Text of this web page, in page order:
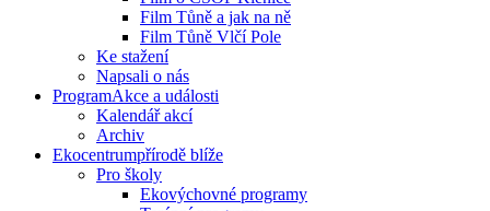
Film Tůně a jak na ně
Film Tůně Vlčí Pole
Ke stažení
Napsali o nás
ProgramAkce a události
Kalendář akcí
Archiv
Ekocentrumpřírodě blíže
Pro školy
Ekovýchovné programy